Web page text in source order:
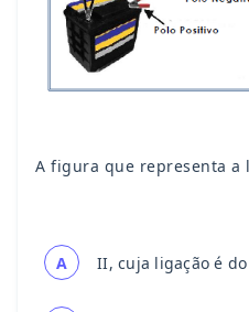
A figura que representa a
A II, cuja ligação é